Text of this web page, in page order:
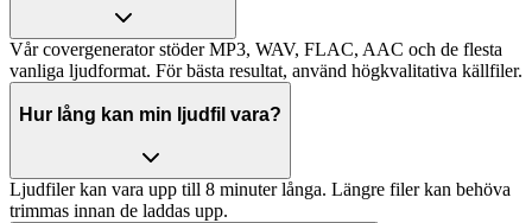
Vår covergenerator stöder MP3, WAV, FLAC, AAC och de flesta
vanliga ljudformat. För bästa resultat, använd högkvalitativa källfiler.
Hur lång kan min ljudfil vara?
Ljudfiler kan vara upp till 8 minuter långa. Längre filer kan behöva
trimmas innan de laddas upp.